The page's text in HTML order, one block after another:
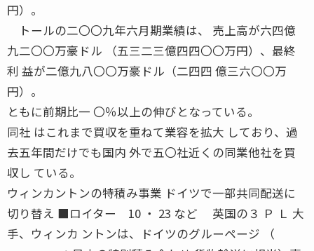
円）。
トールの二〇〇九年六月期業績は、 売上高が六四億
九二〇〇万豪ドル （五三二三億四四〇〇万円）、最終
利 益が二億九八〇〇万豪ドル（二四四 億三六〇〇万
円）。
ともに前期比一 〇％以上の伸びとなっている。
同社 はこれまで買収を重ねて業容を拡大 しており、過
去五年間だけでも国内 外で五〇社近くの同業他社を買
収し ている。
ウィンカントンの特積み事業 ドイツで一部共同配送に
切り替え ■ロイター 10 ・ 23 など 英国の３ Ｐ Ｌ 大
手、ウィンカ ントンは、ドイツのグルーページ （